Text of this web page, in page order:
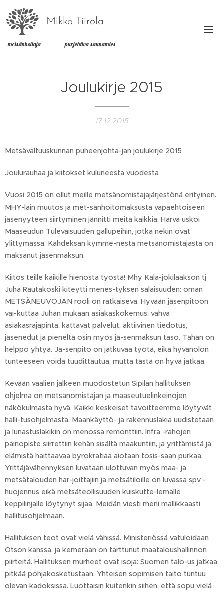
Mikko Tiirola
metsänhoitaja purjehtiva saunamies
Joulukirje 2015
17.12.2015
Metsävaltuuskunnan puheenjohta-jan joulukirje 2015
Joulurauhaa ja kiitokset kuluneesta vuodesta
Vuosi 2015 on ollut meille metsänomistajajärjestönä erityinen.
MHY-lain muutos ja met-sänhoitomaksusta vapaehtoiseen
jäsenyyteen siirtyminen jännitti meitä kaikkia. Harva uskoi
Maaseudun Tulevaisuuden gallupeihin, jotka nekin ovat
ylittymässä. Kahdeksan kymme-nestä metsänomistajasta on
maksanut jäsenmaksun.
Kiitos teille kaikille hienosta työstä! Mhy Kala-jokilaakson tj
Juha Rautakoski kiteytti menes-tyksen salaisuuden: oman
METSÄNEUVOJAN rooli on ratkaiseva. Hyvään jäsenpitoon
vai-kuttaa Juhan mukaan asiakaskokemus, vahva
asiakasrajapinta, kattavat palvelut, aktiivinen tiedotus,
jäsenedut ja pieneltä osin myös jä-senmaksun taso. Tähän on
helppo yhtyä. Jä-senpito on jatkuvaa työtä, eikä hyvänolon
tunteeseen voida tuudittautua, mutta tästä on hyvä jatkaa.
Kevään vaalien jälkeen muodostetun Sipilän hallituksen
ohjelma on metsänomistajan ja maaseutuelinkeinojen
näkökulmasta hyvä. Kaikki keskeiset tavoitteemme löytyvät
halli-tusohjelmasta. Maankäyttö- ja rakennuslakia uudistetaan
ja lunastuslakikin on menossa remonttiin. Infra -rahojen
painopiste siirrettiin kehän sisältä maakuntiin, ja yrittämistä ja
elämistä haittaavaa byrokratiaa aiotaan tosis-saan purkaa.
Yrittäjävähennyksen luvataan ulottuvan myös maa- ja
metsätalouden har-joittajiin ja metsätiloille on luvassa spv -
huojennus eikä metsäteollisuuden kuiskutte-lemalle
keppilinjalle löytynyt sijaa. Meidän viesti meni mallikkaasti
hallitusohjelmaan.
Hallituksen teot ovat vielä vähissä. Ministeriössä vatuloidaan
Otson kanssa, ja kemeraan on tarttunut maataloushallinnon
piirteitä. Hallituksen murheet ovat isoja: Suomen talo-us jatkaa
pitkää pohjakosketustaan. Yhteisen sopimisen taito tuntuu
olevan kadoksissa. Luottaisin kuitenkin siihen, että sopu vielä